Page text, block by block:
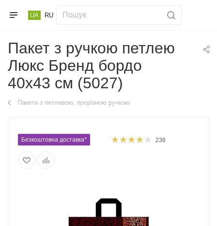
UA RU
Пакет з ручкою петлею
Люкс Бренд бордо
40х43 см (5027)
Пакети з петлевою, прорізною ручкою
Безкоштовна доставка* 236